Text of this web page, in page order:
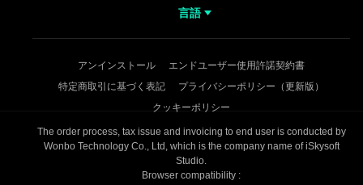
言語
アンインストール
エンドユーザー使用許諾契約書
特定商取引に基づく表記
プライバシーポリシー（更新版）
クッキーポリシー
The order process, tax issue and invoicing to end user is conducted by
Wonbo Technology Co., Ltd, which is the company name of iSkysoft
Studio.
Browser compatibility :